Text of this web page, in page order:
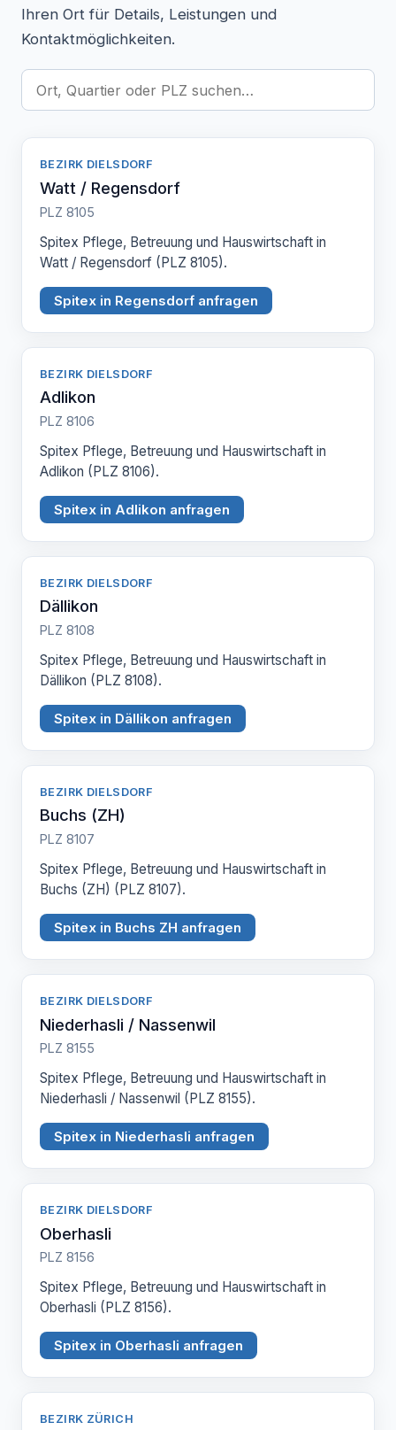
Ihren Ort für Details, Leistungen und
Kontaktmöglichkeiten.
BEZIRK DIELSDORF
Watt / Regensdorf
PLZ 8105
Spitex Pflege, Betreuung und Hauswirtschaft in
Watt / Regensdorf (PLZ 8105).
Spitex in Regensdorf anfragen
BEZIRK DIELSDORF
Adlikon
PLZ 8106
Spitex Pflege, Betreuung und Hauswirtschaft in
Adlikon (PLZ 8106).
Spitex in Adlikon anfragen
BEZIRK DIELSDORF
Dällikon
PLZ 8108
Spitex Pflege, Betreuung und Hauswirtschaft in
Dällikon (PLZ 8108).
Spitex in Dällikon anfragen
BEZIRK DIELSDORF
Buchs (ZH)
PLZ 8107
Spitex Pflege, Betreuung und Hauswirtschaft in
Buchs (ZH) (PLZ 8107).
Spitex in Buchs ZH anfragen
BEZIRK DIELSDORF
Niederhasli / Nassenwil
PLZ 8155
Spitex Pflege, Betreuung und Hauswirtschaft in
Niederhasli / Nassenwil (PLZ 8155).
Spitex in Niederhasli anfragen
BEZIRK DIELSDORF
Oberhasli
PLZ 8156
Spitex Pflege, Betreuung und Hauswirtschaft in
Oberhasli (PLZ 8156).
Spitex in Oberhasli anfragen
BEZIRK ZÜRICH